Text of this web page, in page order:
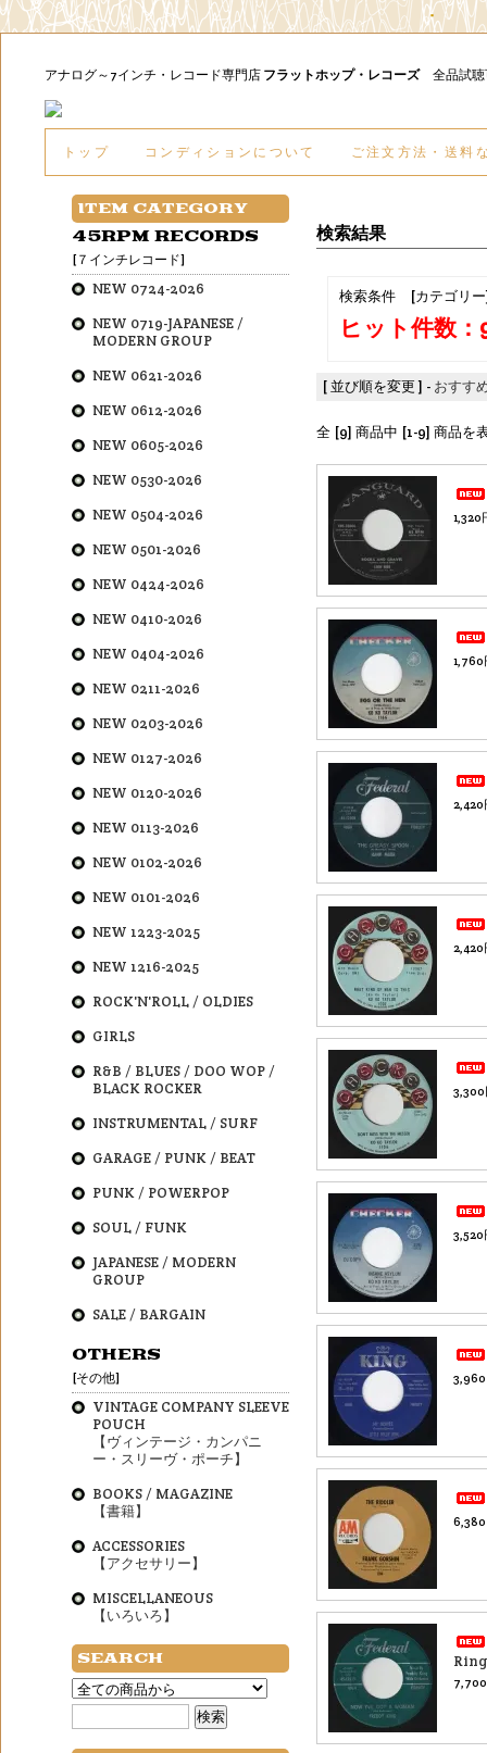
アナログ～7インチ・レコード専門店 フラットホップ・レコーズ全品試
トップ コンディションについて ご注文方法・送料
検索結果
検索条件 [カテゴリ
ヒット件数：
[ 並び順を変更 ] - おすす
全 [9] 商品中 [1-9] 商品を
1,320
1,760
2,420
2,420
3,520
ITEM CATEGORY
45RPM RECORDS
[７インチレコード]
NEW 0724-2026
NEW 0719-JAPANESE /
MODERN GROUP
NEW 0621-2026
NEW 0612-2026
NEW 0605-2026
NEW 0530-2026
NEW 0504-2026
NEW 0501-2026
NEW 0424-2026
NEW 0410-2026
NEW 0404-2026
NEW 0211-2026
NEW 0203-2026
NEW 0127-2026
NEW 0120-2026
NEW 0113-2026
NEW 0102-2026
NEW 0101-2026
NEW 1223-2025
NEW 1216-2025
ROCK'N'ROLL / OLDIES
GIRLS
R&B / BLUES / DOO WOP /
BLACK ROCKER
INSTRUMENTAL / SURF
GARAGE / PUNK / BEAT
PUNK / POWERPOP
SOUL / FUNK
JAPANESE / MODERN
GROUP
SALE / BARGAIN
OTHERS
[その他]
VINTAGE COMPANY SLEEVE
POUCH
【ヴィンテージ・カンパニ
ー・スリーヴ・ポーチ】
BOOKS / MAGAZINE
【書籍】
ACCESSORIES
【アクセサリー】
MISCELLANEOUS
【いろいろ】
SEARCH